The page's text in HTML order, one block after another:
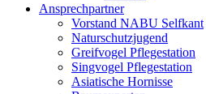
Ansprechpartner
Vorstand NABU Selfkant
Naturschutzjugend
Greifvogel Pflegestation
Singvogel Pflegestation
Asiatische Hornisse